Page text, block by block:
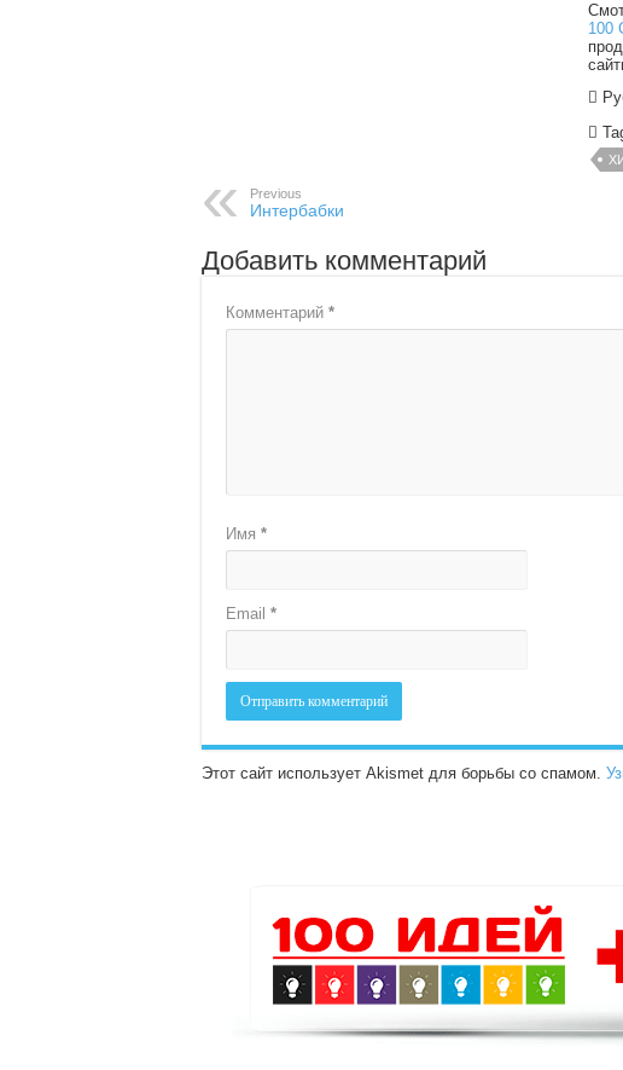
100
Previous
Интербабки
Добавить комментарий
Комментарий *
Имя *
Email *
Этот сайт использует Akismet для борьбы со спамом.